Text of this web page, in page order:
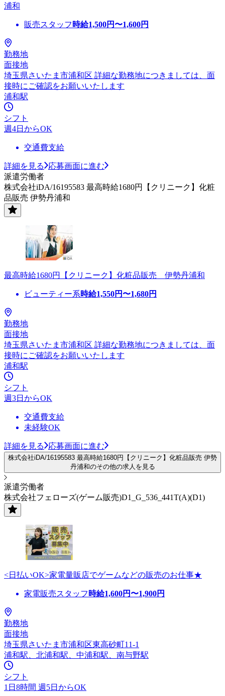
浦和
販売スタッフ 時給1,500円〜1,600円
勤務地
面接地
埼玉県さいたま市浦和区 詳細な勤務地につきましては、面
接時にご確認をお願いいたします
浦和駅
シフト
週4日からOK
交通費支給
詳細を見る
応募画面に進む
派遣労働者
株式会社iDA/16195583 最高時給1680円【クリニーク】化粧
品販売 伊勢丹浦和
最高時給1680円【クリニーク】化粧品販売 伊勢丹浦和
ビューティー系時給1,550円〜1,680円
勤務地
面接地
埼玉県さいたま市浦和区 詳細な勤務地につきましては、面
接時にご確認をお願いいたします
浦和駅
シフト
週3日からOK
交通費支給
未経験OK
詳細を見る 応募画面に進む
株式会社iDA/16195583 最高時給1680円【クリニーク】化粧品販売 伊勢
丹浦和のその他の求人を見る
派遣労働者
株式会社フェローズ(ゲーム販売)D1_G_536_441T(A)(D1)
<日払いOK>家電量販店でゲームなどの販売のお仕事★
家電販売スタッフ 時給1,600円〜1,900円
勤務地
面接地
埼玉県さいたま市浦和区東高砂町11-1
浦和駅、北浦和駅、中浦和駅、南与野駅
シフト
1日8時間 週5日からOK